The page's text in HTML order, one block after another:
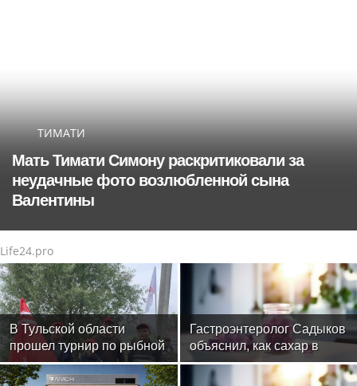
ТИМАТИ
Мать Тимати Симону раскритиковали за
неудачные фото возлюбленной сына
Валентины
Life24.pro
В Тульской области
прошел турнир по рыбной
ловле среди команд
железнодорожников
Гастроэнтеролог Садыков
объяснил, как сахар в
рационе ускоряет
изнашивание тканей